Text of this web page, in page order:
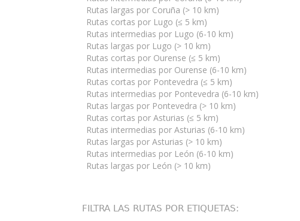
Rutas largas por Coruña (> 10 km)
Rutas cortas por Lugo (≤ 5 km)
Rutas intermedias por Lugo (6-10 km)
Rutas largas por Lugo (> 10 km)
Rutas cortas por Ourense (≤ 5 km)
Rutas intermedias por Ourense (6-10 km)
Rutas cortas por Pontevedra (≤ 5 km)
Rutas intermedias por Pontevedra (6-10 km)
Rutas largas por Pontevedra (> 10 km)
Rutas cortas por Asturias (≤ 5 km)
Rutas intermedias por Asturias (6-10 km)
Rutas largas por Asturias (> 10 km)
Rutas intermedias por León (6-10 km)
Rutas largas por León (> 10 km)
FILTRA LAS RUTAS POR ETIQUETAS: